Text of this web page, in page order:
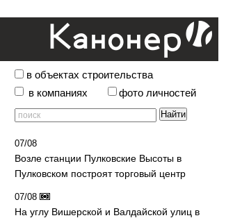
в объектах строительства
в компаниях
фото личностей
07/08
Возле станции Пулковские Высоты в
Пулковском построят торговый центр
07/08
На углу Вишерской и Валдайской улиц в